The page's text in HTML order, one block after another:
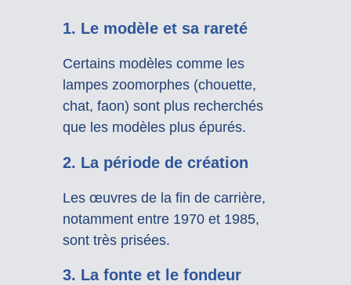
1. Le modèle et sa rareté
Certains modèles comme les
lampes zoomorphes (chouette,
chat, faon) sont plus recherchés
que les modèles plus épurés.
2. La période de création
Les œuvres de la fin de carrière,
notamment entre 1970 et 1985,
sont très prisées.
3. La fonte et le fondeur